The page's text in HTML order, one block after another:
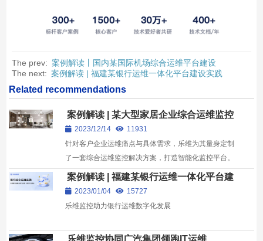
The prev: 案例解读丨国内某国际机场综合运维平台建设
The next: 案例解读 | 福建某银行运维一体化平台建设实践
Related recommendations
案例解读 | 某大型家居企业综合运维监控
平台建设实践
2023/12/14
11931
针对客户企业运维痛点与具体需求，乐维为其量身定制
了一套综合运维监控解决方案，打造智能化监控平台。
平台系统集成了统一监控、集中告警、报表管理、权限
管...
案例解读 | 福建某银行运维一体化平台建
设实践
2023/01/04
15727
乐维监控助力银行运维数字化发展
乐维监控协同广汽集团领跑IT运维